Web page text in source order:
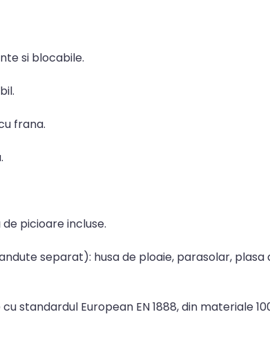
si blocabile.
frana.
picioare incluse.
separat): husa de ploaie, parasolar,
standardul European EN 1888, din materiale